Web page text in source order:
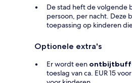
De stad heft de volgende
persoon, per nacht. Deze
toepassing op kinderen
Optionele extra's
Er wordt een
toeslag van ca. EUR 15